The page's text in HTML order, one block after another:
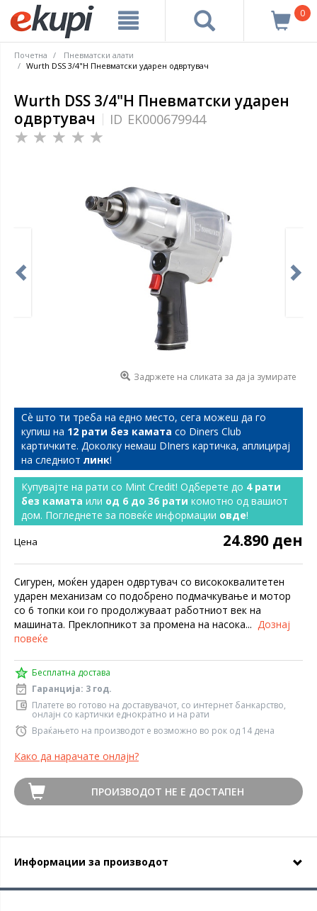
0
Почетна
Пневматски алати
Wurth DSS 3/4"H Пневматски ударен одвртувач
Wurth DSS 3/4"H Пневматски ударен
одвртувач
ID EK000679944
Задржете на сликата за да ја зумирате
Сѐ што ти треба на едно место, сега можеш да го
купиш на 12 рати без камата со Diners Club
картичките. Доколку немаш DIners картичка, аплицирај
на следниот линк!
Купувајте на рати со Mint Credit! Одберете до 4 рати
без камата или од 6 до 36 рати комотно од вашиот
дом. Погледнете за повеќе информации овде!
Цена 24.890 ден
Сигурен, моќен ударен одвртувач со висококвалитетен
ударен механизам со подобрено подмачкување и мотор
со 6 топки кои го продолжуваат работниот век на
машината. Преклопникот за промена на насока... Дознај
повеќе
Бесплатна достава
Гаранција: 3 год.
Платете во готово на доставувачот, со интернет банкарство,
онлајн со картички еднократно и на рати
Враќањето на производот е возможно во рок од 14 дена
Како да нарачате онлајн?
ПРОИЗВОДОТ НЕ Е ДОСТАПЕН
Информации за производот